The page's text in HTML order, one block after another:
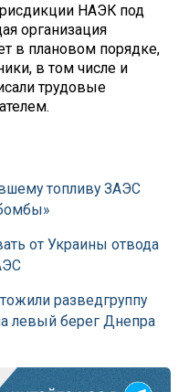
НАЭК под
организация
в плановом порядке,
в том числе и
трудовые
топливу ЗАЭС
от Украины отвода
разведгруппу
левый берег Днепра